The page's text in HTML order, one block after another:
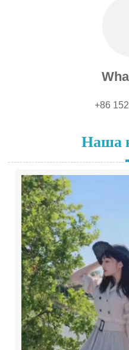
+86
Наша